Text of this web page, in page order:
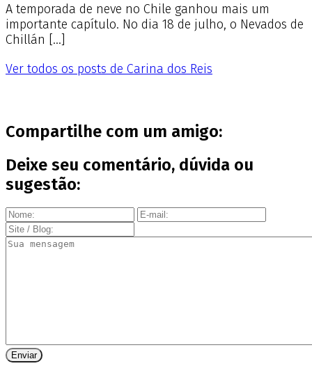
A temporada de neve no Chile ganhou mais um
importante capítulo. No dia 18 de julho, o Nevados de
Chillán […]
Ver todos os posts de Carina dos Reis
Compartilhe com um amigo:
Deixe seu comentário, dúvida ou
sugestão: